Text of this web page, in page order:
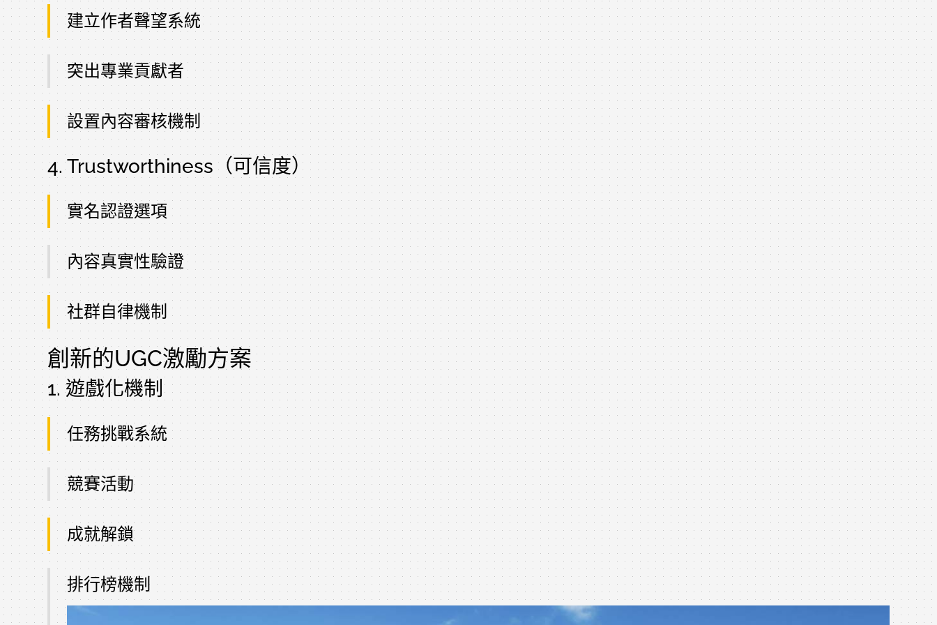
建立作者聲望系統
突出專業貢獻者
設置內容審核機制
4. Trustworthiness（可信度）
實名認證選項
內容真實性驗證
社群自律機制
創新的UGC激勵方案
1. 遊戲化機制
任務挑戰系統
競賽活動
成就解鎖
排行榜機制